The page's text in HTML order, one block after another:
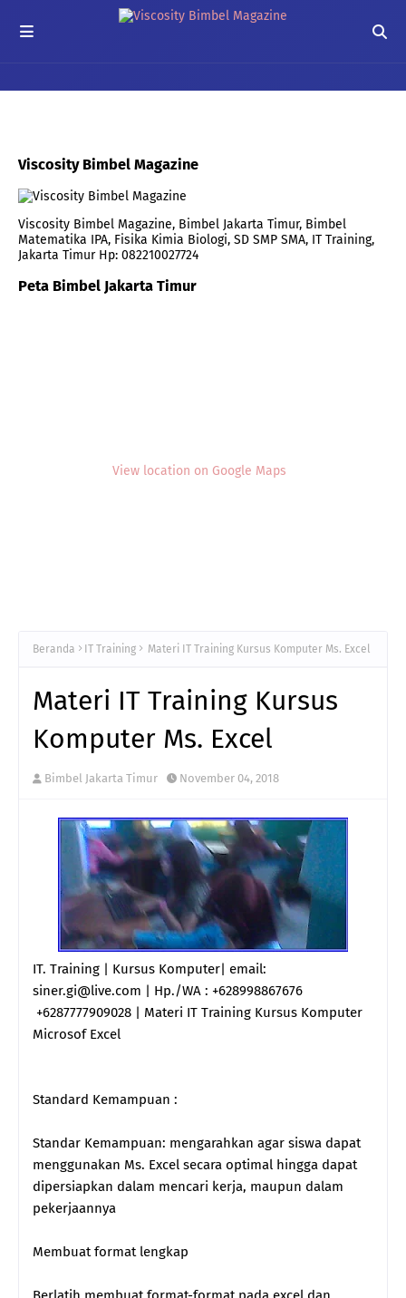
Viscosity Bimbel Magazine
Viscosity Bimbel Magazine, Bimbel Jakarta Timur, Bimbel
Matematika IPA, Fisika Kimia Biologi, SD SMP SMA, IT Training,
Jakarta Timur Hp: 082210027724
Peta Bimbel Jakarta Timur
View location on Google Maps
Beranda IT Training Materi IT Training Kursus Komputer Ms. Excel
Materi IT Training Kursus
Komputer Ms. Excel
Bimbel Jakarta Timur November 04, 2018
IT. Training | Kursus Komputer| email:
siner.gi@live.com | Hp./WA : +628998867676
+6287777909028 | Materi IT Training Kursus Komputer
Microsof Excel
Standard Kemampuan :
Standar Kemampuan: mengarahkan agar siswa dapat
menggunakan Ms. Excel secara optimal hingga dapat
dipersiapkan dalam mencari kerja, maupun dalam
pekerjaannya
Membuat format lengkap